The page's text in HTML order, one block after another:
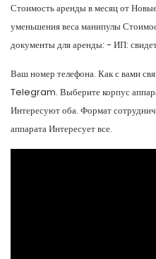
Стоимость аренды в месяц от
уменьшения веса манипулы
документы для аренды: - ИП:
Ваш номер телефона. Как с вами
Telegram. Выберите корпус
Интересуют оба. Формат
аппарата Интересует все.